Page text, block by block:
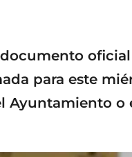
para este
Ayuntamiento o